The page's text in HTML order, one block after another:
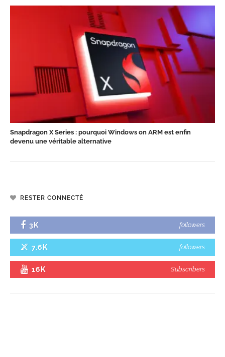
Snapdragon X Series : pourquoi Windows on ARM est enfin
devenu une véritable alternative
RESTER CONNECTÉ
3K followers
7.6K followers
16K Subscribers